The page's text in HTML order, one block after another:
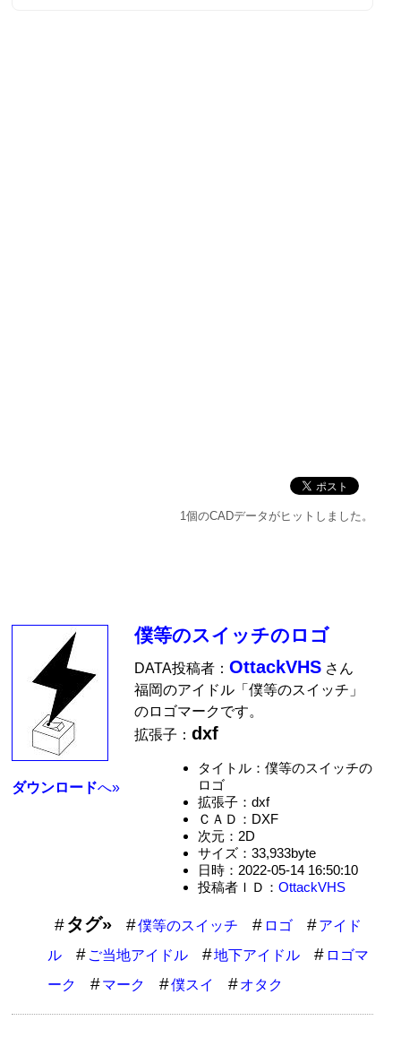
1個のCADデータがヒットしました。
ダウンロードへ»
僕等のスイッチのロゴ
DATA投稿者：OttackVHS さん
福岡のアイドル「僕等のスイッチ」
のロゴマークです。
拡張子：dxf
タイトル：僕等のスイッチの
ロゴ
拡張子：dxf
ＣＡＤ：DXF
次元：2D
サイズ：33,933byte
日時：2022-05-14 16:50:10
投稿者ＩＤ： OttackVHS
タグ» 僕等のスイッチ ロゴ
アイド
ル
ご当地アイドル 地下アイドル
ロゴマ
ーク
マーク 僕スイ オタク